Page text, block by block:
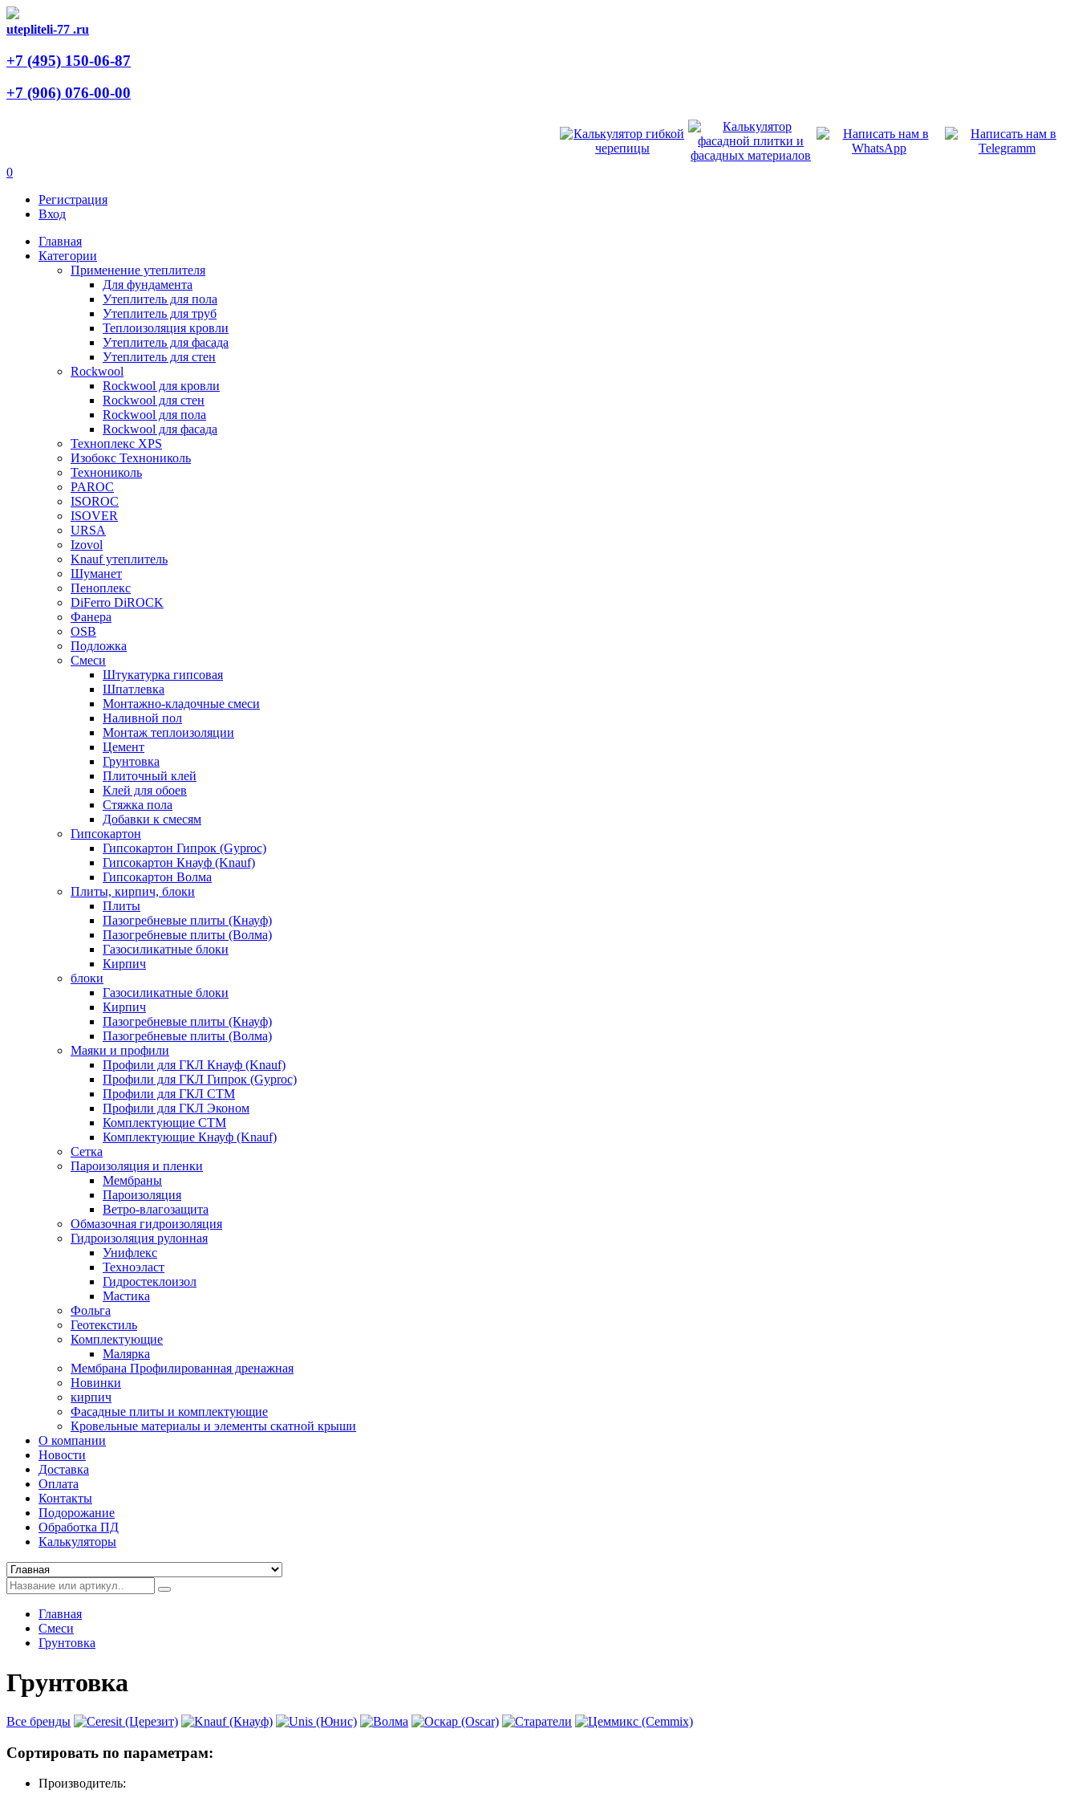
utepliteli-77 .ru
+7 (495) 150-06-87
+7 (906) 076-00-00
0
Регистрация
Вход
Главная
Категории
Применение утеплителя
Для фундамента
Утеплитель для пола
Утеплитель для труб
Теплоизоляция кровли
Утеплитель для фасада
Утеплитель для стен
Rockwool
Rockwool для кровли
Rockwool для стен
Rockwool для пола
Rockwool для фасада
Техноплекс XPS
Изобокс Технониколь
Технониколь
PAROC
ISOROC
ISOVER
URSA
Izovol
Knauf утеплитель
Шуманет
Пеноплекс
DiFerro DiROCK
Фанера
OSB
Подложка
Смеси
Штукатурка гипсовая
Шпатлевка
Монтажно-кладочные смеси
Наливной пол
Монтаж теплоизоляции
Цемент
Грунтовка
Плиточный клей
Клей для обоев
Стяжка пола
Добавки к смесям
Гипсокартон
Гипсокартон Гипрок (Gyproc)
Гипсокартон Кнауф (Knauf)
Гипсокартон Волма
Плиты, кирпич, блоки
Плиты
Пазогребневые плиты (Кнауф)
Пазогребневые плиты (Волма)
Газосиликатные блоки
Кирпич
блоки
Газосиликатные блоки
Кирпич
Пазогребневые плиты (Кнауф)
Пазогребневые плиты (Волма)
Маяки и профили
Профили для ГКЛ Кнауф (Knauf)
Профили для ГКЛ Гипрок (Gyproc)
Профили для ГКЛ СТМ
Профили для ГКЛ Эконом
Комплектующие СТМ
Комплектующие Кнауф (Knauf)
Сетка
Пароизоляция и пленки
Мембраны
Пароизоляция
Ветро-влагозащита
Обмазочная гидроизоляция
Гидроизоляция рулонная
Унифлекс
Техноэласт
Гидростеклоизол
Мастика
Фольга
Геотекстиль
Комплектующие
Малярка
Мембрана Профилированная дренажная
Новинки
кирпич
Фасадные плиты и комплектующие
Кровельные материалы и элементы скатной крыши
О компании
Новости
Доставка
Оплата
Контакты
Подорожание
Обработка ПД
Калькуляторы
Главная
Смеси
Грунтовка
Грунтовка
Все бренды
Сортировать по параметрам:
Производитель: